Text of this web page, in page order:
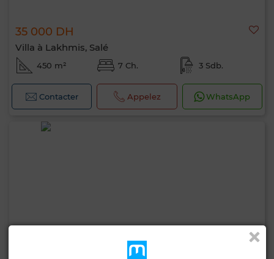
35 000 DH
Villa à Lakhmis, Salé
450 m² 7 Ch. 3 Sdb.
Contacter Appelez WhatsApp